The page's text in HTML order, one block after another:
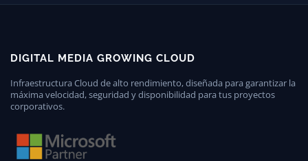
DIGITAL MEDIA GROWING CLOUD
Infraestructura Cloud de alto rendimiento, diseñada para garantizar la
máxima velocidad, seguridad y disponibilidad para tus proyectos
corporativos.